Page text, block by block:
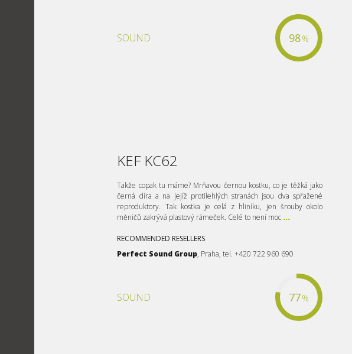
SOUND 98%
KEF KC62
Takže copak tu máme? Mrňavou černou kostku, co je těžká jako
černá díra a na jejíž protilehlých stranách jsou dva spřažené
reproduktory. Tak kostka je celá z hliníku, jen šrouby okolo
měničů zakrývá plastový rámeček. Celé to není moc ...
RECOMMENDED RESELLERS
Perfect Sound Group, Praha, tel. +420 722 960 690
SOUND 77%